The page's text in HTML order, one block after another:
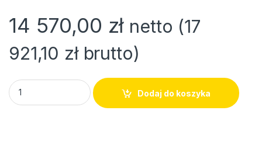
14 570,00 zł netto (17
921,10 złbrutto)
Zestaw tourguide Okayo WT-350D | M+ (50+2+HDC-324)
Dodaj do koszyka